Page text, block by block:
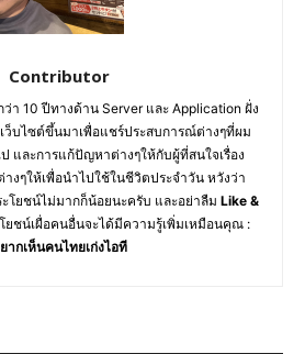
Contributor
า 10 ปีทางด้าน Server และ Application ฝั่ง
ว็บไซต์ขึ้นมาเพื่อแชร์ประสบการณ์ต่างๆที่ผม
และการแก้ปัญหาต่างๆให้กับผู้ที่สนใจเรื่อง
งๆให้เพื่อนำไปใช้ในชีวิตประจำวัน หวังว่า
โยชน์ไม่มากก็น้อยนะครับ และอย่าลืม Like &
ชน์เผื่อคนอื่นจะได้มีความรู้เพิ่มเหมือนคุณ :
ากเห็นคนไทยเก่งไอที